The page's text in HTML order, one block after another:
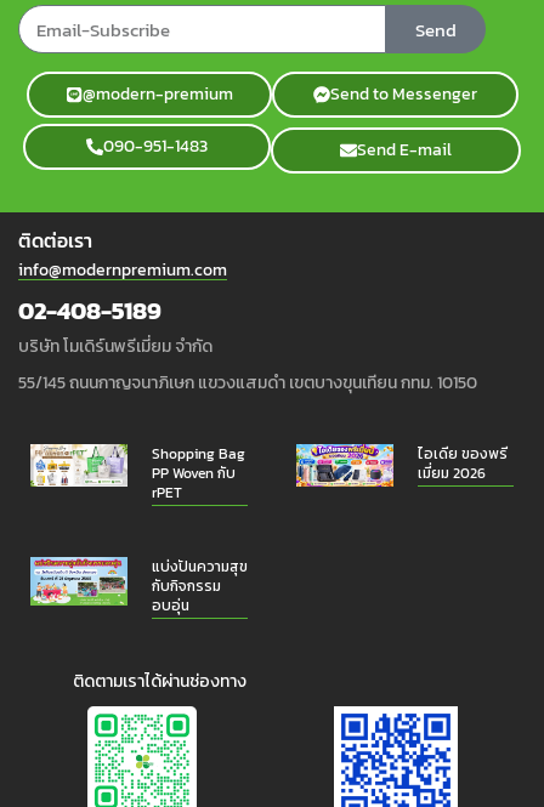
Send
@modern-premium Send to Messenger
090-951-1483 Send E-mail
ติดต่อเรา
info@modernpremium.com
02-408-5189
บริษัท โมเดิร์นพรีเมี่ยม จำกัด
55/145 ถนนกาญจนาภิเษก แขวงแสมดำ เขตบางขุนเทียน กทม. 10150
Shopping Bag
PP Woven กับ
rPET
ไอเดีย ของพรี
เมี่ยม 2026
แบ่งปันความสุข
กับกิจกรรม
อบอุ่น
ติดตามเราได้ผ่านช่องทาง